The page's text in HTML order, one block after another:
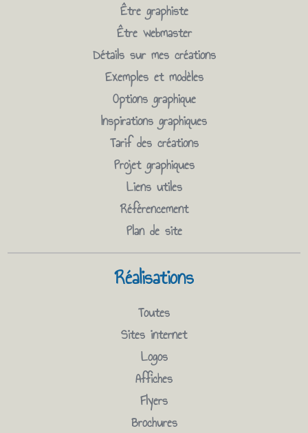
Être graphiste
Être webmaster
Détails sur mes créations
Exemples et modèles
Options graphique
Inspirations graphiques
Tarif des créations
Projet graphiques
Liens utiles
Référencement
Plan de site
Réalisations
Toutes
Sites internet
Logos
Affiches
Flyers
Brochures